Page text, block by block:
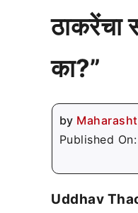
ठाकरेंचा
का?”
by
Published On:
Uddhav